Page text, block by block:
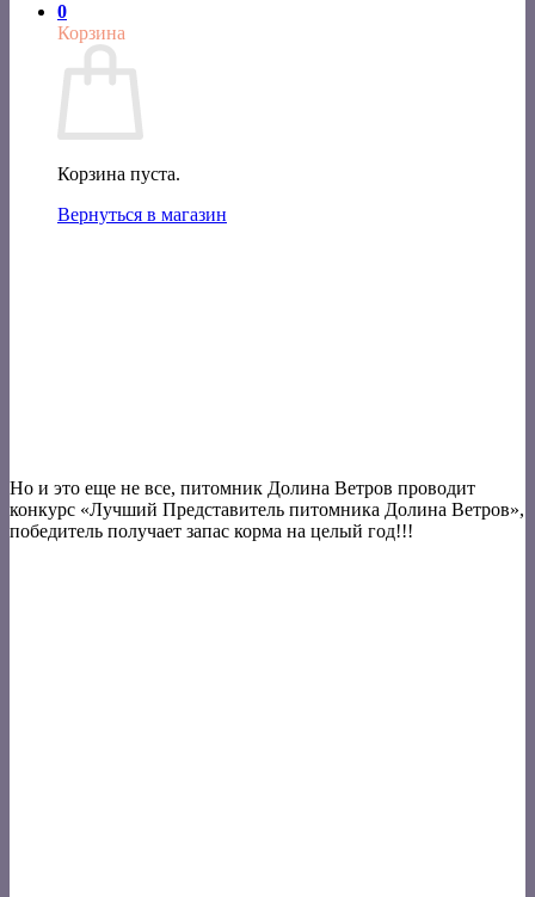
0
Корзина
Корзина пуста.
Вернуться в магазин
Но и это еще не все, питомник Долина Ветров проводит
конкурс «Лучший Представитель питомника Долина Ветров»,
победитель получает запас корма на целый год!!!